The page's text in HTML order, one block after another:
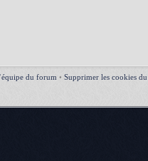
du forum • Supprimer les cookies